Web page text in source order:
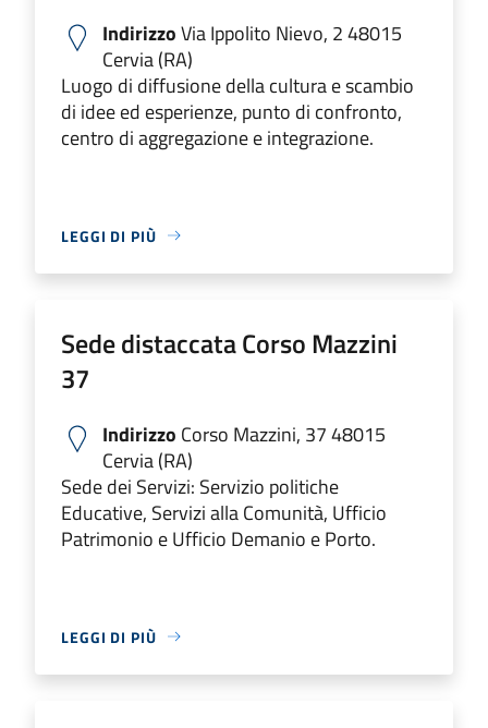
IndirizzoVia Ippolito Nievo, 2 48015
Cervia (RA)
Luogo di diffusione della cultura e scambio
di idee ed esperienze, punto di confronto,
centro di aggregazione e integrazione.
LEGGI DI PIÙ
Sede distaccata Corso Mazzini
37
Indirizzo Corso Mazzini, 37 48015
Cervia (RA)
Sede dei Servizi: Servizio politiche
Educative, Servizi alla Comunità, Ufficio
Patrimonio e Ufficio Demanio e Porto.
LEGGI DI PIÙ